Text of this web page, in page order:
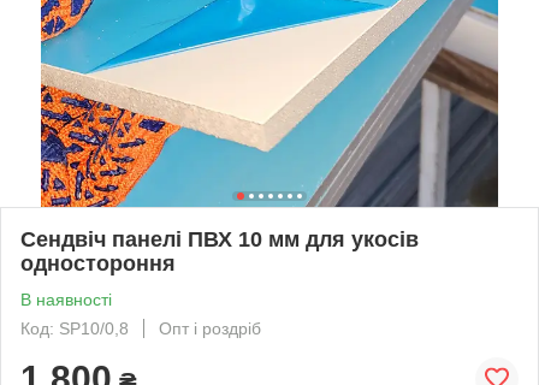
Сендвіч панелі ПВХ 10 мм для укосів
одностороння
В наявності
Код: SP10/0,8
Опт і роздріб